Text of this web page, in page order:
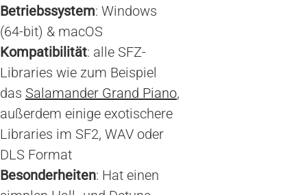
Betriebssystem: Windows
(64-bit) & macOS
Kompatibilität: alle SFZ-
Libraries wie zum Beispiel
das Salamander Grand Piano,
außerdem einige exotischere
Libraries im SF2, WAV oder
DLS Format
Besonderheiten: Hat einen